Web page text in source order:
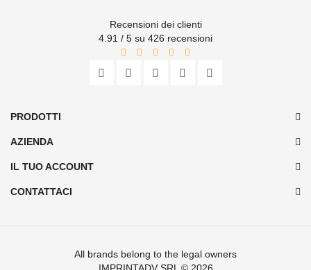
Recensioni dei clienti
4.91 / 5 su 426 recensioni
PRODOTTI
AZIENDA
IL TUO ACCOUNT
CONTATTACI
All brands belong to the legal owners